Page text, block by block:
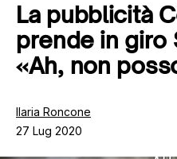
Tutti gli articoli
Chi siamo
La pubblicità
prende in giro
«Ah, non
Ilaria Roncone
27 Lug 2020